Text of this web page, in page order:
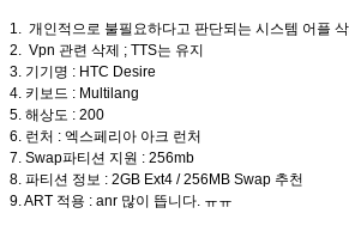
1. 개인적으로 불필요하다고 판단되는 시스템 어플 삭
2. Vpn 관련 삭제 ; TTS는 유지
3. 기기명 : HTC Desire
4. 키보드 : Multilang
5. 해상도 : 200
6. 런처 : 엑스페리아 아크 런처
7. Swap파티션 지원 : 256mb
8. 파티션 정보 : 2GB Ext4 / 256MB Swap 추천
9. ART 적용 : anr 많이 뜹니다. ㅠㅠ